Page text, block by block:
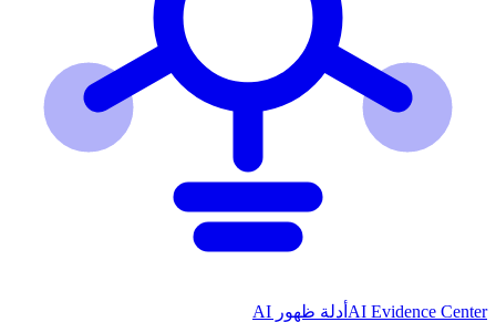
AI Evidence Center أدلة ظهور AI